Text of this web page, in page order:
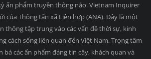
ấn phẩm truyền thông nào. Vietnam Inquirer
của Thông tấn xã Liên hợp (ANA). Đây là một
thông tập trung vào các vấn đề thời sự, kinh
cách sống liên quan đến Việt Nam. Trọng tâm
bá các ấn phẩm đáng tin cậy, khách quan và